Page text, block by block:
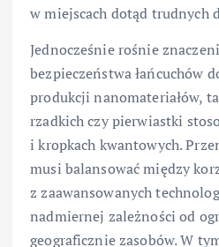
w miejscach dotąd trudnych
Jednocześnie rośnie
bezpieczeństwa łańcuchów
produkcji nanomateriałów,
rzadkich czy pierwiastki
i kropkach kwantowych.
musi balansować między
z zaawansowanych
nadmiernej zależności od
geograficznie zasobów. W